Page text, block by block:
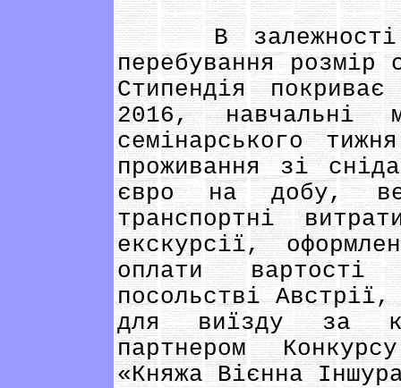
В залежності
перебування розмір
Стипендія
2016, навчальні
семінарського
проживання зі
євро на добу,
транспортні
екскурсії,
оплати
посольстві
для виїзду за
партнером
«Княжа Вієнна